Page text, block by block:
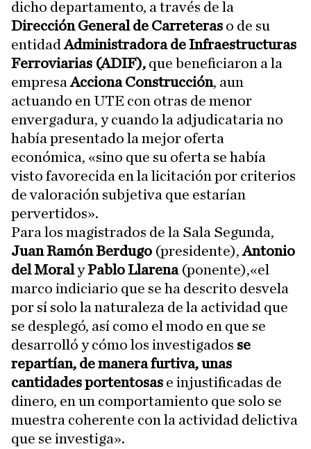
dicho departamento, a través de la
Dirección General de Carreteras o de su
entidadAdministradora de Infraestructuras
Ferroviarias (ADIF), que beneficiaron a la
empresaAcciona Construcción, aun
actuando en UTE con otras de menor
envergadura, y cuando la adjudicataria no
había presentado la mejor oferta
económica, «sino que su oferta se había
visto favorecida en la licitación por criterios
de valoración subjetiva que estarían
pervertidos».
Para los magistrados de la Sala Segunda,
Juan Ramón Berdugo (presidente),Antonio
del MoralyPablo Llarena(ponente),«el
marco indiciario que se ha descrito desvela
por sí solo la naturaleza de la actividad que
se desplegó, así como el modo en que se
desarrolló y cómo los investigados se
repartían, de manera furtiva, unas
cantidades portentosas e injustificadas de
dinero, en un comportamiento que solo se
muestra coherente con la actividad delictiva
que se investiga».